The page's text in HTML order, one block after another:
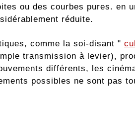
ou des courbes pures. en
réduite.
comme la soi-disant "
transmission à levier),
différents, les
possibles ne sont pas